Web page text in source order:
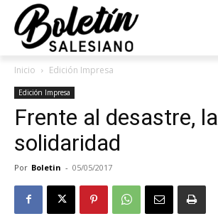
Inicio Edición Impresa
Edición Impresa
Frente al desastre, la
solidaridad
Por Boletin - 05/05/2017